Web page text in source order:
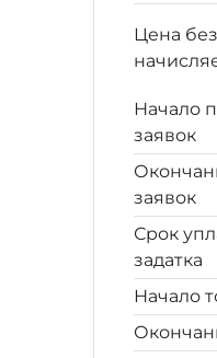
Цена
Начало
заявок
заявок
Срок
задатка
Начало